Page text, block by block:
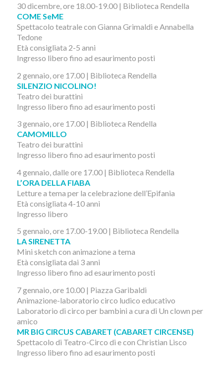
30 dicembre, ore 18.00-19.00 | Biblioteca Rendella
COME SeME
Spettacolo teatrale con Gianna Grimaldi e Annabella
Tedone
Età consigliata 2-5 anni
Ingresso libero fino ad esaurimento posti
2 gennaio, ore 17.00 | Biblioteca Rendella
SILENZIO NICOLINO!
Teatro dei burattini
Ingresso libero fino ad esaurimento posti
3 gennaio, ore 17.00 | Biblioteca Rendella
CAMOMILLO
Teatro dei burattini
Ingresso libero fino ad esaurimento posti
4 gennaio, dalle ore 17.00 | Biblioteca Rendella
L’ORA DELLA FIABA
Letture a tema per la celebrazione dell’Epifania
Età consigliata 4-10 anni
Ingresso libero
5 gennaio, ore 17.00-19.00 | Biblioteca Rendella
LA SIRENETTA
Mini sketch con animazione a tema
Età consigliata dai 3 anni
Ingresso libero fino ad esaurimento posti
7 gennaio, ore 10.00 | Piazza Garibaldi
Animazione-laboratorio circo ludico educativo
Laboratorio di circo per bambini a cura di Un clown per
amico
MR BIG CIRCUS CABARET (CABARET CIRCENSE)
Spettacolo di Teatro-Circo di e con Christian Lisco
Ingresso libero fino ad esaurimento posti